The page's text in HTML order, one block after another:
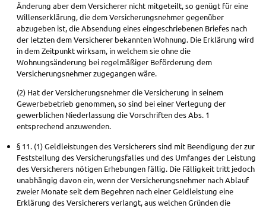
Änderung aber dem Versicherer nicht mitgeteilt, so genügt für eine
Willenserklärung, die dem Versicherungsnehmer gegenüber
abzugeben ist, die Absendung eines eingeschriebenen Briefes nach
der letzten dem Versicherer bekannten Wohnung. Die Erklärung wird
in dem Zeitpunkt wirksam, in welchem sie ohne die
Wohnungsänderung bei regelmäßiger Beförderung dem
Versicherungsnehmer zugegangen wäre.
(2) Hat der Versicherungsnehmer die Versicherung in seinem
Gewerbebetrieb genommen, so sind bei einer Verlegung der
gewerblichen Niederlassung die Vorschriften des Abs. 1
entsprechend anzuwenden.
§ 11. (1) Geldleistungen des Versicherers sind mit Beendigung der zur
Feststellung des Versicherungsfalles und des Umfanges der Leistung
des Versicherers nötigen Erhebungen fällig. Die Fälligkeit tritt jedoch
unabhängig davon ein, wenn der Versicherungsnehmer nach Ablauf
zweier Monate seit dem Begehren nach einer Geldleistung eine
Erklärung des Versicherers verlangt, aus welchen Gründen die